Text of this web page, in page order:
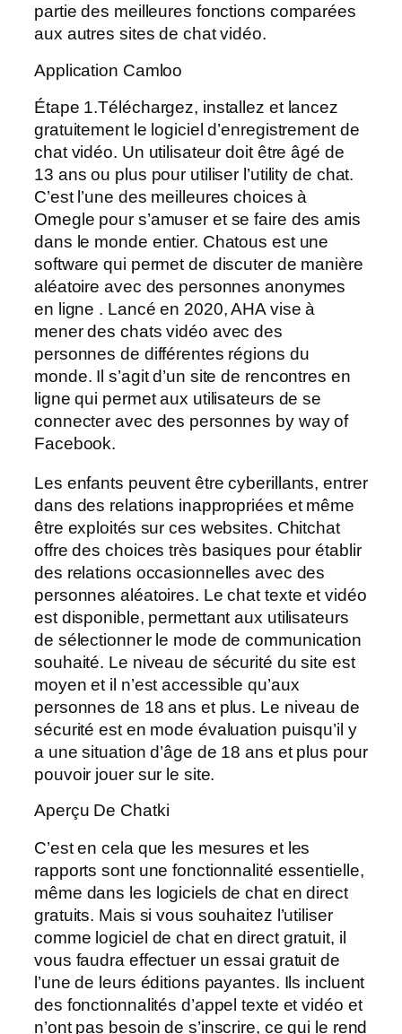
partie des meilleures fonctions comparées
aux autres sites de chat vidéo.
Application Camloo
Étape 1.Téléchargez, installez et lancez
gratuitement le logiciel d’enregistrement de
chat vidéo. Un utilisateur doit être âgé de
13 ans ou plus pour utiliser l’utility de chat.
C’est l’une des meilleures choices à
Omegle pour s’amuser et se faire des amis
dans le monde entier. Chatous est une
software qui permet de discuter de manière
aléatoire avec des personnes anonymes
en ligne . Lancé en 2020, AHA vise à
mener des chats vidéo avec des
personnes de différentes régions du
monde. Il s’agit d’un site de rencontres en
ligne qui permet aux utilisateurs de se
connecter avec des personnes by way of
Facebook.
Les enfants peuvent être cyberillants, entrer
dans des relations inappropriées et même
être exploités sur ces websites. Chitchat
offre des choices très basiques pour établir
des relations occasionnelles avec des
personnes aléatoires. Le chat texte et vidéo
est disponible, permettant aux utilisateurs
de sélectionner le mode de communication
souhaité. Le niveau de sécurité du site est
moyen et il n’est accessible qu’aux
personnes de 18 ans et plus. Le niveau de
sécurité est en mode évaluation puisqu’il y
a une situation d’âge de 18 ans et plus pour
pouvoir jouer sur le site.
Aperçu De Chatki
C’est en cela que les mesures et les
rapports sont une fonctionnalité essentielle,
même dans les logiciels de chat en direct
gratuits. Mais si vous souhaitez l’utiliser
comme logiciel de chat en direct gratuit, il
vous faudra effectuer un essai gratuit de
l’une de leurs éditions payantes. Ils incluent
des fonctionnalités d’appel texte et vidéo et
n’ont pas besoin de s’inscrire, ce qui le rend